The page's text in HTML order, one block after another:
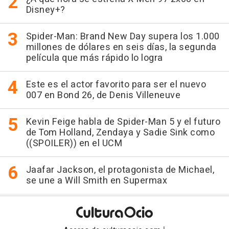
Disney+?
Spider-Man: Brand New Day supera los 1.000
millones de dólares en seis días, la segunda
película que más rápido lo logra
Este es el actor favorito para ser el nuevo
007 en Bond 26, de Denis Villeneuve
Kevin Feige habla de Spider-Man 5 y el futuro
de Tom Holland, Zendaya y Sadie Sink como
((SPOILER)) en el UCM
Jaafar Jackson, el protagonista de Michael,
se une a Will Smith en Supermax